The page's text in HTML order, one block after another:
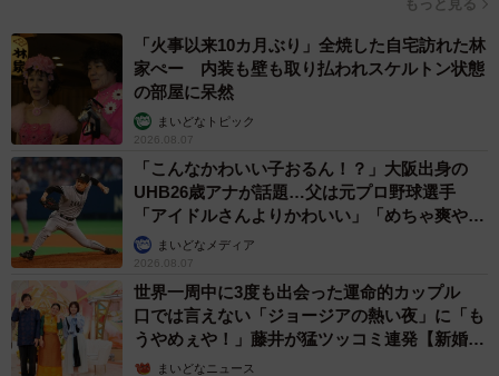
つり革を見ると、サヤには何と渋谷にあった「ファッショ
ンコミュニティ109」の広告がありました。「ファッション
コミュニティ109」は1979年に開業し、現在は
「SHIBUYA109」となっています。おそらく1980年代の広
告でしょうが、デザインセンスの良さが光ります。
もっと見る
「火事以来10カ月ぶり」全焼した自宅訪れた林
家ぺー 内装も壁も取り払われスケルトン状態
の部屋に呆然
まいどなトピック
2026.08.07
「こんなかわいい子おるん！？」大阪出身の
UHB26歳アナが話題…父は元プロ野球選手
「アイドルさんよりかわいい」「めちゃ爽や
か」まいどなメディア
2026.08.07
世界一周中に3度も出会った運命的カップル
口では言えない「ジョージアの熱い夜」に「も
うやめぇや！」藤井が猛ツッコミ連発【新婚さ
ん】まいどなニュース